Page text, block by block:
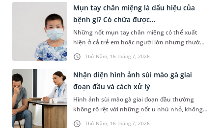
nếu không được chăm sóc và xử trí đúng cách.
Dưới đây là những gợi ý về cách hạ sốt nóng
lạnh cho người lớn an toàn và hiệu quả.
Thứ Năm, 16 tháng 7, 2026
Mụn tay chân miệng là dấu hiệu của
bệnh gì? Có chữa được...
Những nốt mụn tay chân miệng có thể xuất
hiện ở cả trẻ em hoặc người lớn nhưng thường
gặp nhất là trẻ dưới 5 tuổi. Tình trạng này
khiến nhiều người lo lắng không biết đó là
bệnh lý nào và có nguy hiểm hay không. Bài
viết sau đây sẽ chia sẻ thông tin chi tiết hơn về
tình trạng này để bạn đọc tham khảo.
Thứ Năm, 16 tháng 7, 2026
Nhận diện hình ảnh sùi mào gà giai
đoạn đầu và cách xử lý
Hình ảnh sùi mào gà giai đoạn đầu thường
không rõ rệt với những nốt u nhú nhỏ, không
gây đau hay ngứa nên rất dễ bị người bệnh bỏ
qua. Nhưng thực tế, việc nắm được các dấu